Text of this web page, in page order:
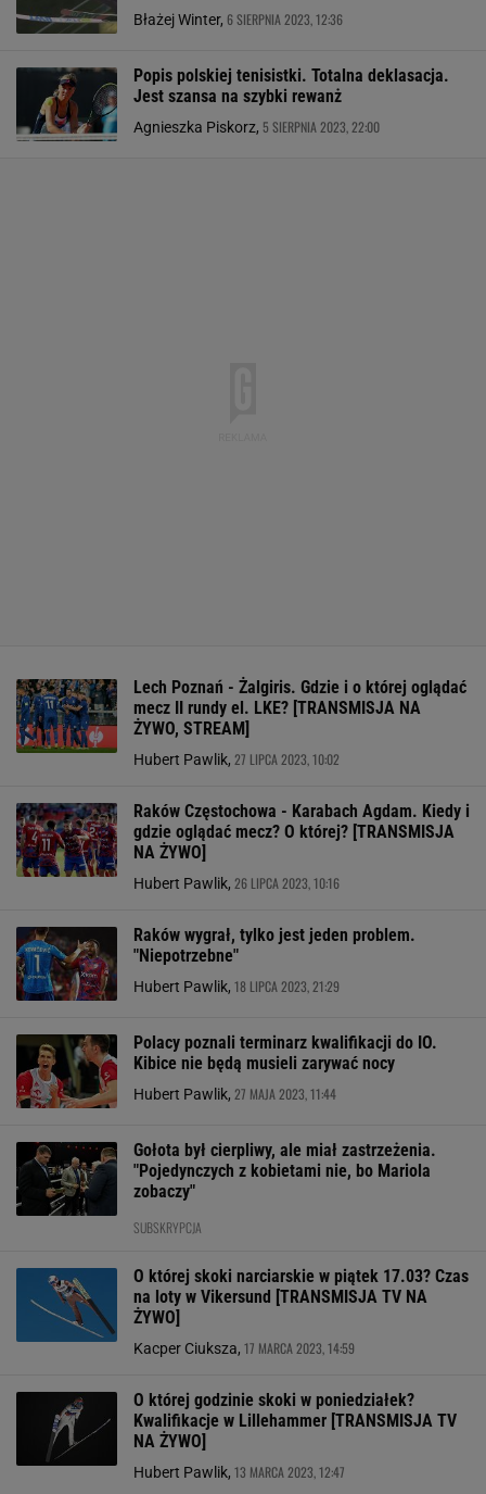
Błażej Winter, 6 SIERPNIA 2023, 12:36
Popis polskiej tenisistki. Totalna deklasacja.
Jest szansa na szybki rewanż
Agnieszka Piskorz, 5 SIERPNIA 2023, 22:00
Lech Poznań - Żalgiris. Gdzie i o której oglądać
mecz II rundy el. LKE? [TRANSMISJA NA
ŻYWO, STREAM]
Hubert Pawlik, 27 LIPCA 2023, 10:02
Raków Częstochowa - Karabach Agdam. Kiedy i
gdzie oglądać mecz? O której? [TRANSMISJA
NA ŻYWO]
Hubert Pawlik, 26 LIPCA 2023, 10:16
Raków wygrał, tylko jest jeden problem.
"Niepotrzebne"
Hubert Pawlik, 18 LIPCA 2023, 21:29
Polacy poznali terminarz kwalifikacji do IO.
Kibice nie będą musieli zarywać nocy
Hubert Pawlik, 27 MAJA 2023, 11:44
Gołota był cierpliwy, ale miał zastrzeżenia.
"Pojedynczych z kobietami nie, bo Mariola
zobaczy"
SUBSKRYPCJA
O której skoki narciarskie w piątek 17.03? Czas
na loty w Vikersund [TRANSMISJA TV NA
ŻYWO]
Kacper Ciuksza, 17 MARCA 2023, 14:59
O której godzinie skoki w poniedziałek?
Kwalifikacje w Lillehammer [TRANSMISJA TV
NA ŻYWO]
Hubert Pawlik, 13 MARCA 2023, 12:47